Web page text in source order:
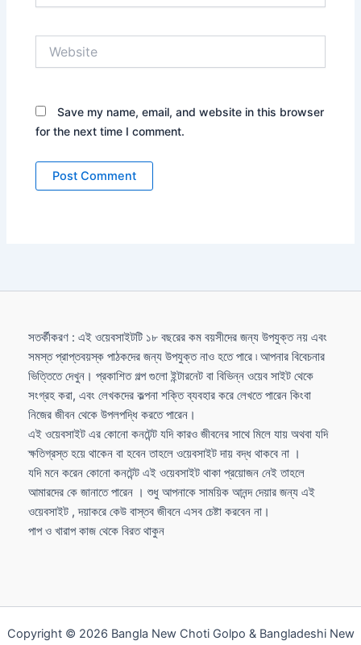
Save my name, email, and website in this browser
for the next time I comment.
সতর্কীকরণ : এই ওয়েবসাইটটি ১৮ বছরের কম বয়সীদের জন্য উপযুক্ত নয় এবং
সমস্ত প্রাপ্তবয়স্ক পাঠকদের জন্য উপযুক্ত নাও হতে পারে ৷ আপনার বিবেচনার
ভিত্তিতে দেখুন। প্রকাশিত গল্প গুলো ইন্টারনেট বা বিভিন্ন ওয়েব সাইট থেকে
সংগ্রহ করা, এবং লেখকদের কল্পনা শক্তি ব্যবহার করে লেখতে পারেন কিংবা
নিজের জীবন থেকে উপলপদ্ধি করতে পারেন।
এই ওয়েবসাইট এর কোনো কনটেন্ট যদি কারও জীবনের সাথে মিলে যায় অথবা যদি
ক্ষতিগ্রস্ত হয়ে থাকেন বা হবেন তাহলে ওয়েবসাইট দায় বদ্ধ থাকবে না ।
যদি মনে করেন কোনো কনটেন্ট এই ওয়েবসাইট থাকা প্রয়োজন নেই তাহলে
আমারদের কে জানাতে পারেন । শুধু আপনাকে সাময়িক আনন্দ দেয়ার জন্য এই
ওয়েবসাইট , দয়াকরে কেউ বাস্তব জীবনে এসব চেষ্টা করবেন না।
পাপ ও খারাপ কাজ থেকে বিরত থাকুন
Copyright © 2026 Bangla New Choti Golpo & Bangladeshi New